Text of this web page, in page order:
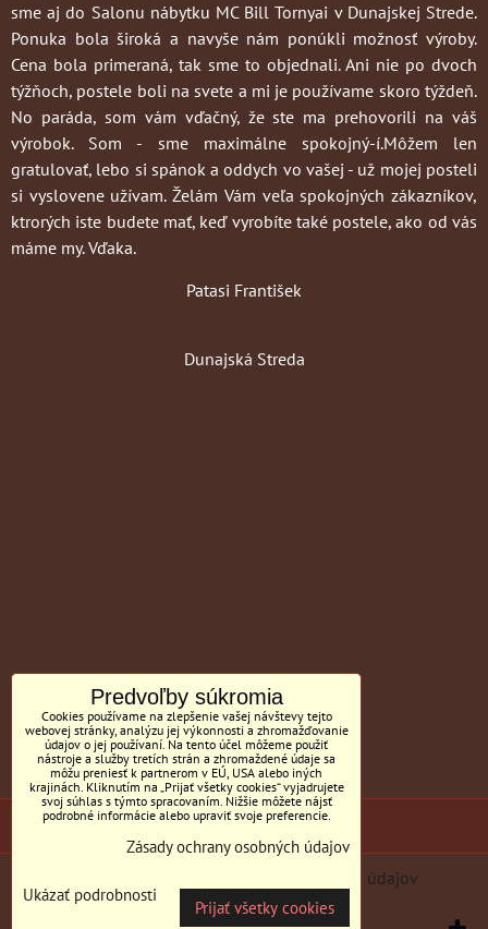
sme aj do Salonu nábytku MC Bill Tornyai v Dunajskej Strede.
Ponuka bola široká a navyše nám ponúkli možnosť výroby.
Cena bola primeraná, tak sme to objednali. Ani nie po dvoch
týžňoch, postele boli na svete a mi je používame skoro týždeň.
No paráda, som vám vďačný, že ste ma prehovorili na váš
výrobok. Som - sme maximálne spokojný-í.Môžem len
gratulovať, lebo si spánok a oddych vo vašej - už mojej posteli
si vyslovene užívam. Želám Vám veľa spokojných zákazníkov,
ktrorých iste budete mať, keď vyrobíte také postele, ako od vás
máme my. Vďaka.
Patasi František
Dunajská Streda
(c) Sedačky BILL MC Tornyai
Zásady ochrany osobných údajov
Predvoľby súkromia
Cookies používame na zlepšenie vašej návštevy tejto
webovej stránky, analýzu jej výkonnosti a zhromažďovanie
údajov o jej používaní. Na tento účel môžeme použiť
nástroje a služby tretích strán a zhromaždené údaje sa
môžu preniesť k partnerom v EÚ, USA alebo iných
krajinách. Kliknutím na „Prijať všetky cookies“ vyjadrujete
svoj súhlas s týmto spracovaním. Nižšie môžete nájsť
podrobné informácie alebo upraviť svoje preferencie.
Zásady ochrany osobných údajov
Ukázať podrobnosti
Prijať všetky cookies